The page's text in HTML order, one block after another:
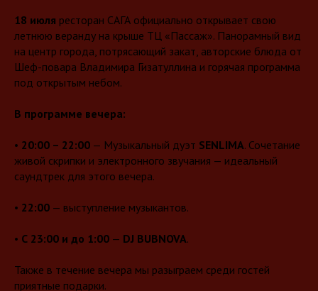
18 июля ресторан САГА официально открывает свою
летнюю веранду на крыше ТЦ «Пассаж». Панорамный вид
на центр города, потрясающий закат, авторские блюда от
Шеф-повара Владимира Гизатуллина и горячая программа
под открытым небом.
В программе вечера:
• 20:00 – 22:00 — Музыкальный дуэт SENLIMA. Сочетание
живой скрипки и электронного звучания — идеальный
саундтрек для этого вечера.
• 22:00 — выступление музыкантов.
• С 23:00 и до 1:00 — DJ BUBNOVA.
Также в течение вечера мы разыграем среди гостей
приятные подарки.